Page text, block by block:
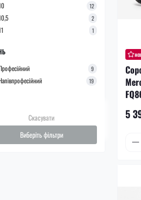
12
2
1
9
19
Скасувати
Виберіть фільтри
5